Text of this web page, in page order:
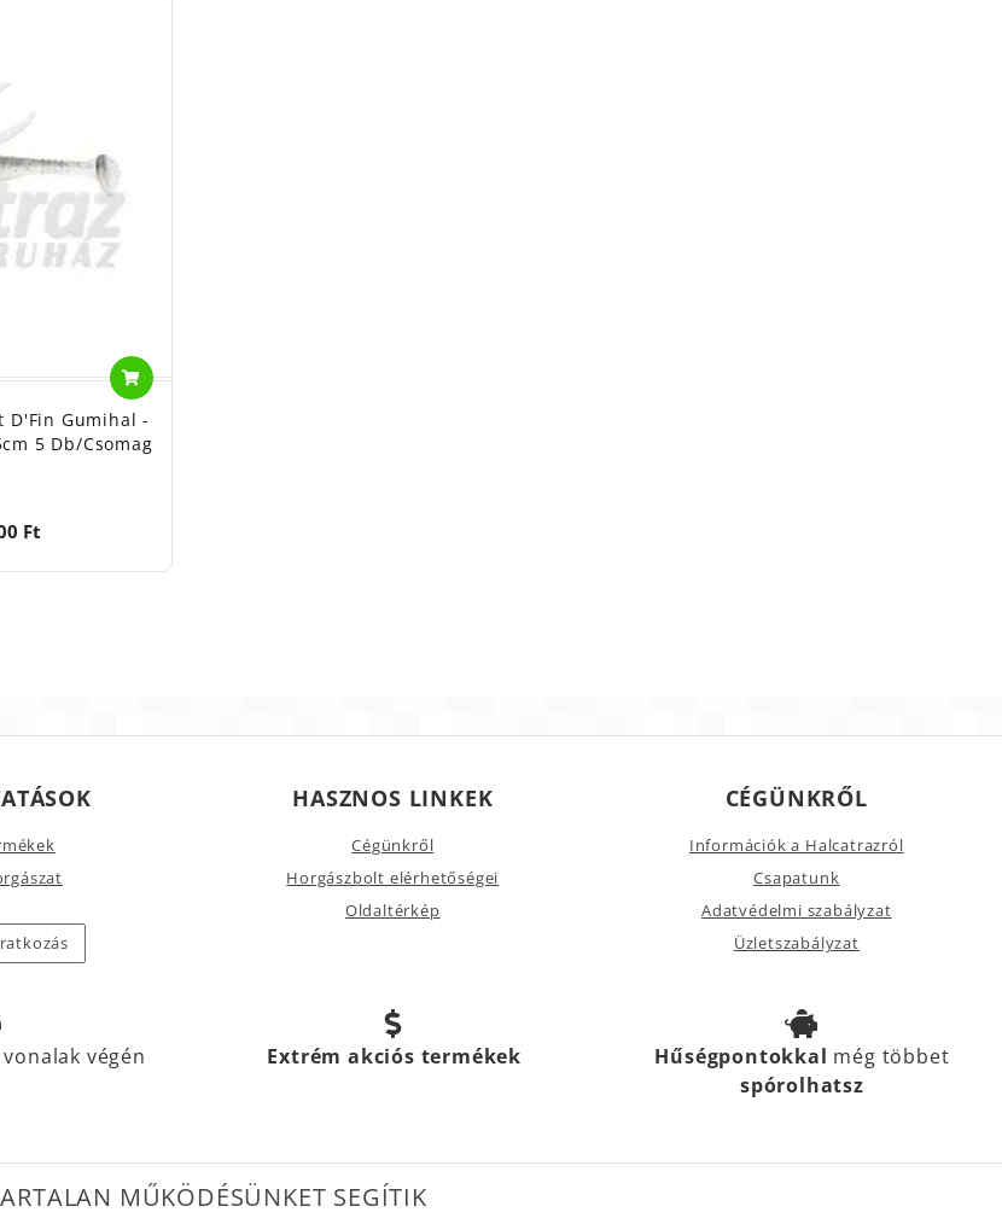
D'Fin Gumihal -
5 Db/csomag
Ft
HASZNOS LINKEK
Cégünkről
Horgászbolt elérhetőségei
Oldaltérkép
CÉGÜNKRŐL
Információk a Halcatrazról
Csapatunk
Adatvédelmi szabályzat
Üzletszabályzat
vonalak végén Extrém akciós termékek Hűségpontokkal még többet
spórolhatsz
MŰKÖDÉSÜNKET SEGÍTIK